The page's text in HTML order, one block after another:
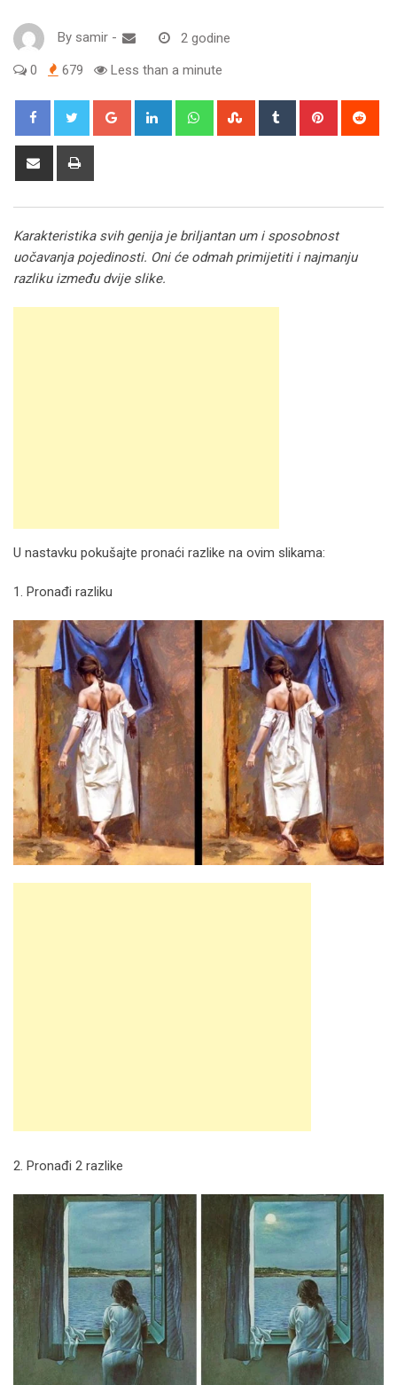
By samir - 2 godine
0 679 Less than a minute
Google+ LinkedIn WhatsappStumbleUpon
Tumblr Pinterest
Share
Karakteristika svih genija je briljantan um i sposobnost
uočavanja pojedinosti. Oni će odmah primijetiti i najmanju
razliku između dvije slike.
U nastavku pokušajte pronaći razlike na ovim slikama:
1. Pronađi razliku
2. Pronađi 2 razlike